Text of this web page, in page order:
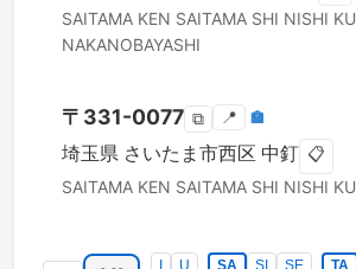
SAITAMA KEN SAITAMA SHI NISHI KU
NAKANOBAYASHI
〒 331-0077 ⧉ 📍 🏣
埼玉県 さいたま市西区 中釘 📋
SAITAMA KEN SAITAMA SHI NISHI KU
U SA SI SE TA